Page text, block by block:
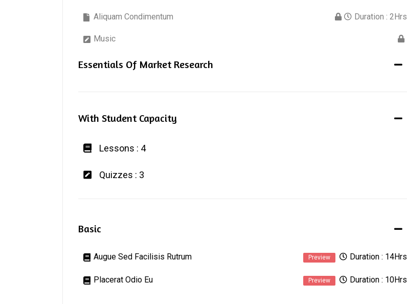
Aliquam Condimentum Duration : 2Hrs
Music
Essentials Of Market Research
With Student Capacity
Lessons : 4
Quizzes : 3
Basic
Augue Sed Facilisis Rutrum Preview Duration : 14Hrs
Placerat Odio Eu Preview Duration : 10Hrs